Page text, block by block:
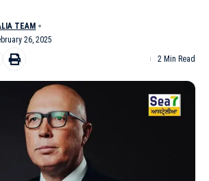
26, 2025
TEAM
2 Min Read